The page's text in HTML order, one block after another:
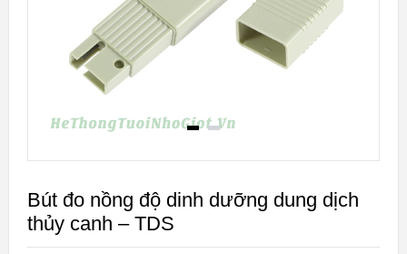
Bút đo nồng độ dinh dưỡng dung dịch
thủy canh – TDS